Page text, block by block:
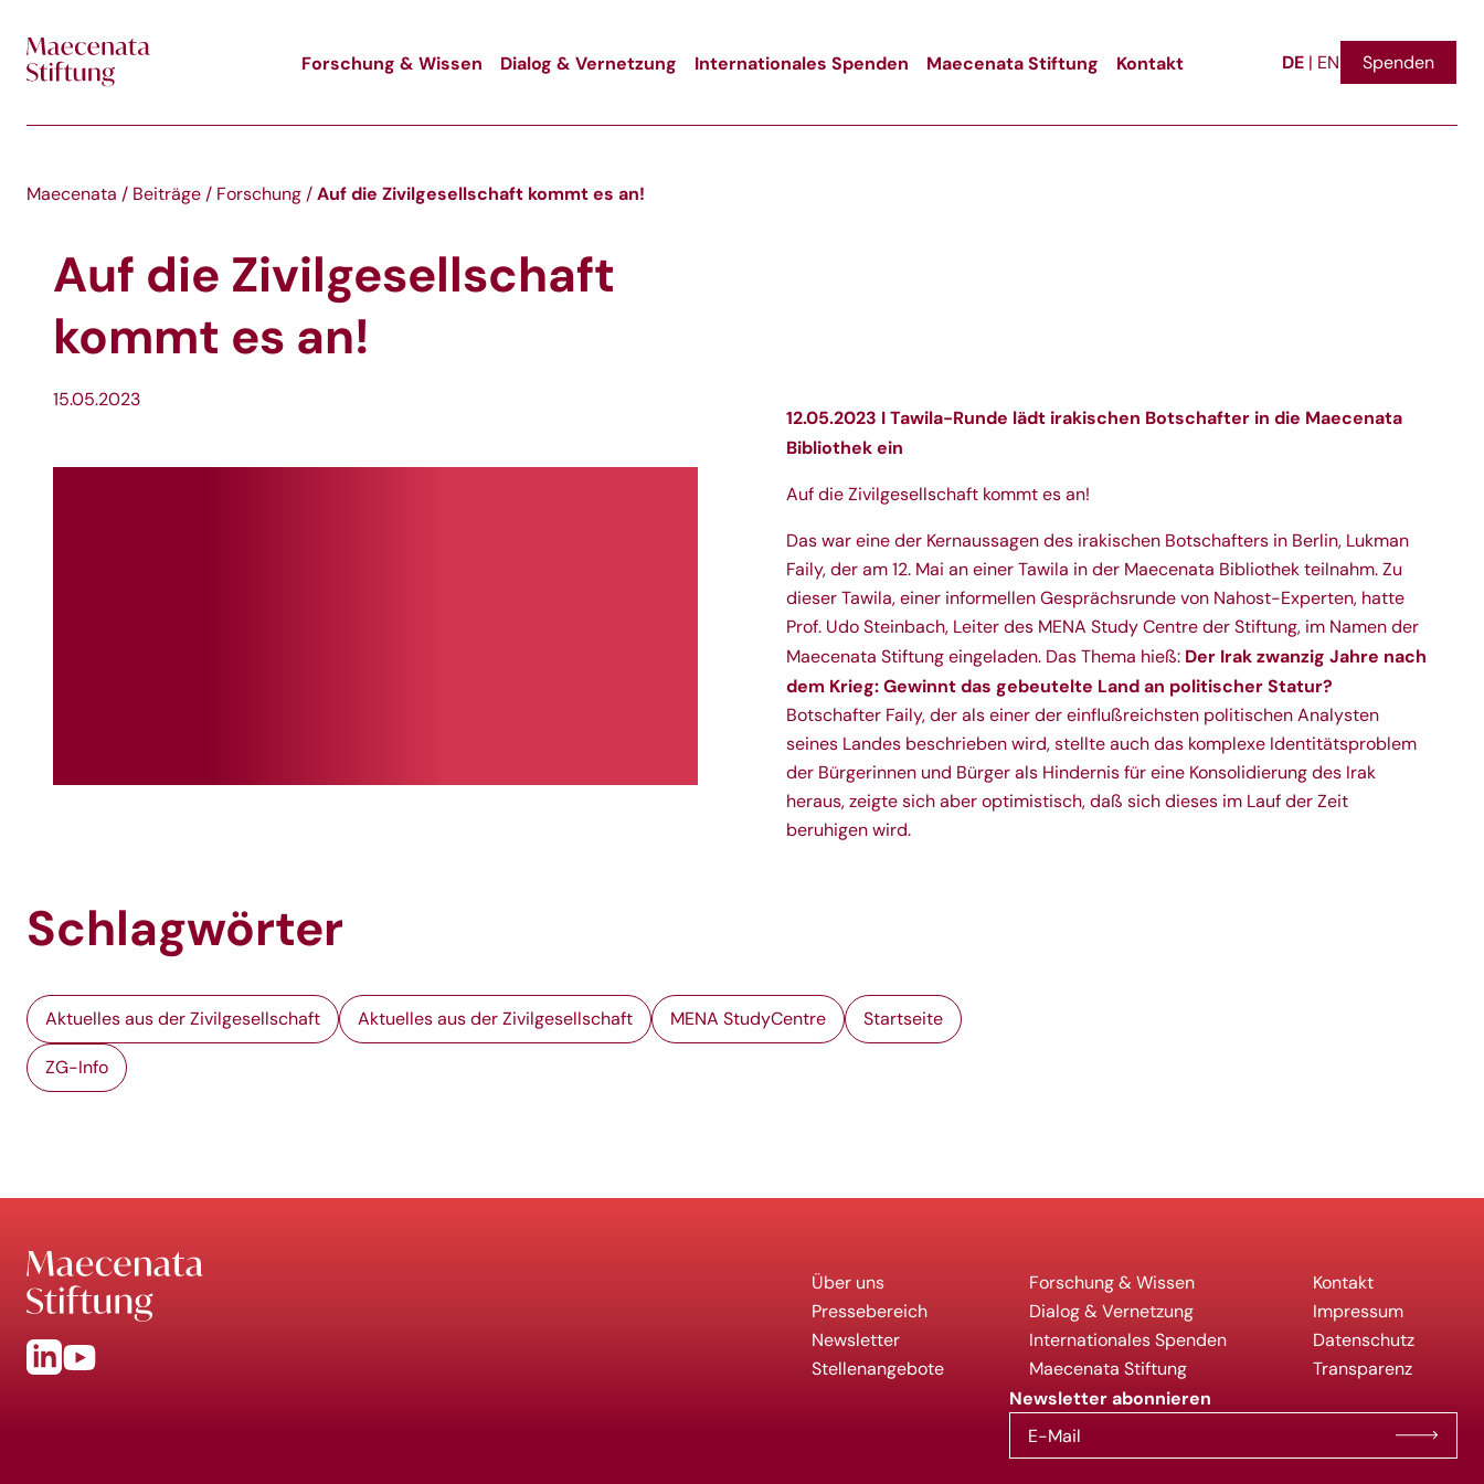
Forschung & Wissen Dialog & Vernetzung Internationales Spenden Maecenata Stiftung Kontakt DE | EN Spenden
Maecenata / Beiträge / Forschung / Auf die Zivilgesellschaft kommt es an!
Auf die Zivilgesellschaft
kommt es an!
15.05.2023
12.05.2023 I Tawila-Runde lädt irakischen Botschafter in die Maecenata
Bibliothek ein
Auf die Zivilgesellschaft kommt es an!
Das war eine der Kernaussagen des irakischen Botschafters in Berlin, Lukman
Faily, der am 12. Mai an einer Tawila in der Maecenata Bibliothek teilnahm. Zu
dieser Tawila, einer informellen Gesprächsrunde von Nahost-Experten, hatte
Prof. Udo Steinbach, Leiter des MENA Study Centre der Stiftung, im Namen der
Maecenata Stiftung eingeladen. Das Thema hieß: Der Irak zwanzig Jahre nach
dem Krieg: Gewinnt das gebeutelte Land an politischer Statur?
Botschafter Faily, der als einer der einflußreichsten politischen Analysten
seines Landes beschrieben wird, stellte auch das komplexe Identitätsproblem
der Bürgerinnen und Bürger als Hindernis für eine Konsolidierung des Irak
heraus, zeigte sich aber optimistisch, daß sich dieses im Lauf der Zeit
beruhigen wird.
Schlagwörter
Aktuelles aus der Zivilgesellschaft Aktuelles aus der Zivilgesellschaft MENA StudyCentre Startseite
ZG-Info
Über uns
Pressebereich
Newsletter
Stellenangebote
Forschung & Wissen
Dialog & Vernetzung
Internationales Spenden
Maecenata Stiftung
Kontakt
Impressum
Datenschutz
Transparenz
Newsletter abonnieren